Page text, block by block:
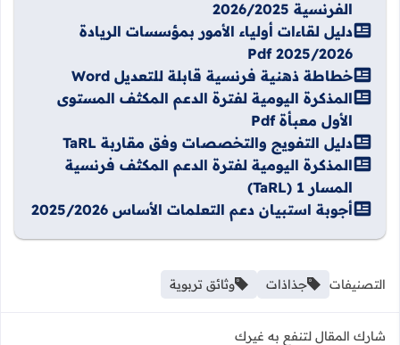
الفرنسية 2026/2025
دليل لقاءات أولياء الأمور بمؤسسات الريادة
2025/2026 Pdf
خطاطة ذهنية فرنسية قابلة للتعديل Word
المذكرة اليومية لفترة الدعم المكثف المستوى
الأول معبأة Pdf
دليل التفويج والتخصصات وفق مقاربة TaRL
المذكرة اليومية لفترة الدعم المكثف فرنسية
المسار 1 (TaRL)
أجوبة استبيان دعم التعلمات الأساس 2025/2026
التصنيفات جذاذات وثائق تربوية
شارك المقال لتنفع به غيرك